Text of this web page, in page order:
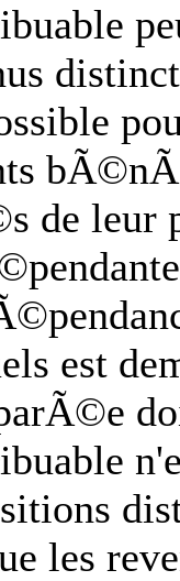
de leur
est
les